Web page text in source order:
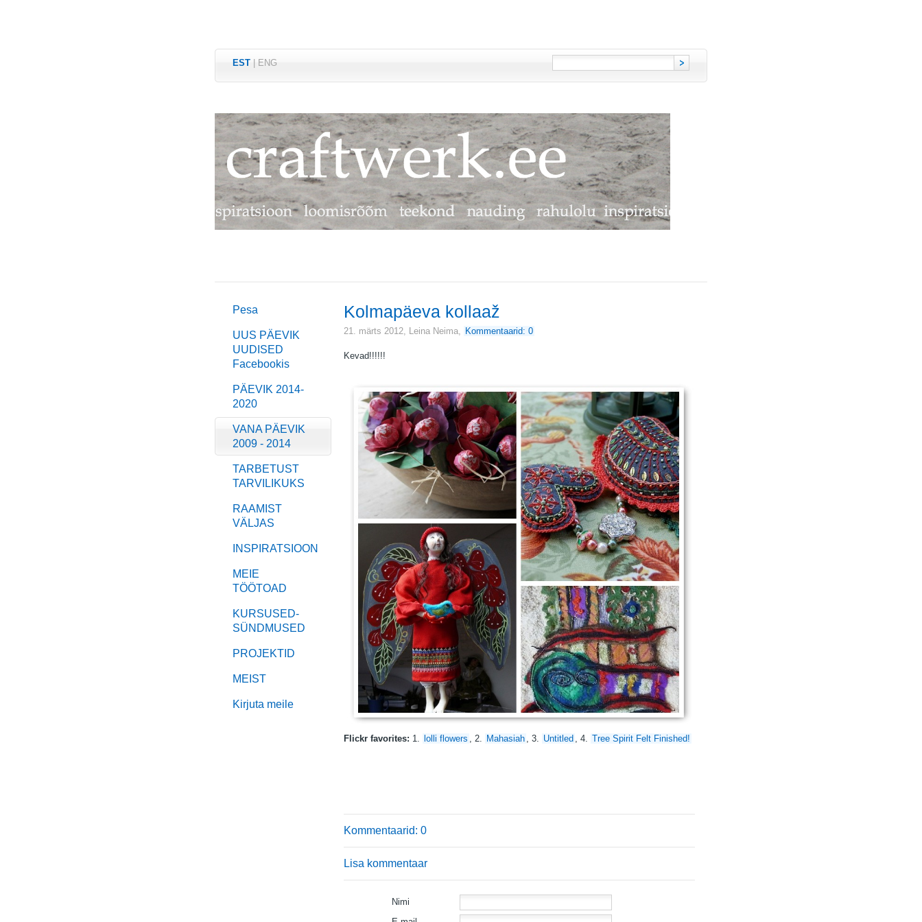
EST ENG
Pesa
UUS PÄEVIK
UUDISED
Facebookis
PÄEVIK 2014-
2020
VANA PÄEVIK
2009 - 2014
TARBETUST
TARVILIKUKS
RAAMIST
VÄLJAS
INSPIRATSIOON
MEIE
TÖÖTOAD
KURSUSED-
SÜNDMUSED
PROJEKTID
MEIST
Kirjuta meile
Kolmapäeva kollaaž
21. märts 2012, Leina Neima, Kommentaarid: 0
Kevad!!!!!!
Flickr favorites: 1. lolli flowers , 2. Mahasiah , 3. Untitled , 4. Tree Spirit Felt Finished!
Kommentaarid: 0
Lisa kommentaar
Nimi